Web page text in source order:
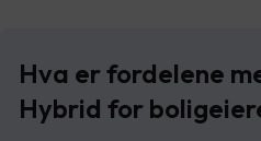
Hva er fordelene
Hybrid for